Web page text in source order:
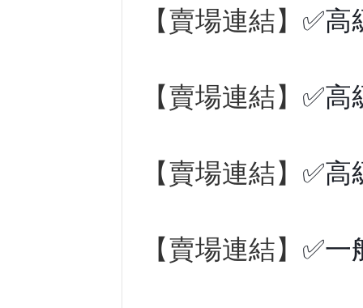
【賣場連結】 ✅高
【賣場連結】 ✅高
【賣場連結】 ✅高
【賣場連結】 ✅